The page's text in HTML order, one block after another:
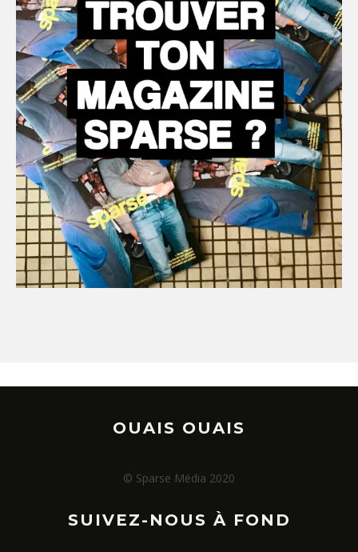
OUAIS OUAIS
© Sparse Média 2020
SUIVEZ-NOUS À FOND